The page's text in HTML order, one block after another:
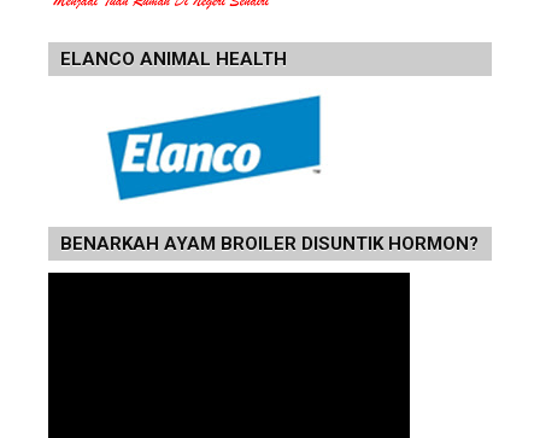
ELANCO ANIMAL HEALTH
BENARKAH AYAM BROILER DISUNTIK HORMON?